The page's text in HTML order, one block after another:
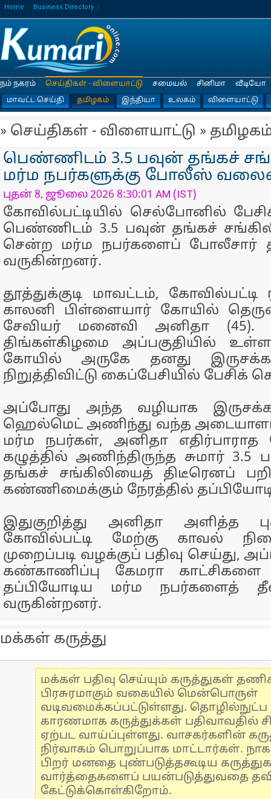
Home Business Directory
நம் நகரம்
செய்திகள் - விளையாட்டு
மாவட்ட செய்தி
தமிழகம் இந்தியா உலகம் விளையாட்டு
சமையல் சினிமா வீடியோ
» செய்திகள் - விளையாட்டு »
பெண்ணிடம் 3.5 பவுன் தங்கச்
மர்ம நபர்களுக்கு போலீஸ்
புதன் 8, ஜூலை 2026 8:30:01 AM (IST)
கோவில்பட்டியில் செல்போனில்
பெண்ணிடம் 3.5 பவுன் தங்கச்
சென்ற மர்ம நபர்களைப் போலீசார்
வருகின்றனர்.
தூத்துக்குடி மாவட்டம்,
காலனி பிள்ளையார் கோயில்
சேவியர் மனைவி அனிதா (45).
திங்கள்கிழமை அப்பகுதியில்
கோயில் அருகே தனது
நிறுத்திவிட்டு கைப்பேசியில் பேசிக்
அப்போது அந்த வழியாக
ஹெல்மெட் அணிந்து வந்த அடையாளம்
மர்ம நபர்கள், அனிதா எதிர்பாராத
கழுத்தில் அணிந்திருந்த சுமார் 3.5
தங்கச் சங்கிலியைத் திடீரெனப்
கண்ணிமைக்கும் நேரத்தில்
இதுகுறித்து அனிதா அளித்த
கோவில்பட்டி மேற்கு காவல்
முறைப்படி வழக்குப் பதிவு செய்து,
கண்காணிப்பு கேமரா
தப்பியோடிய மர்ம நபர்களைத்
வருகின்றனர்.
மக்கள் கருத்து
மக்கள் பதிவு செய்யும் கருத்துகள்
பிரசுரமாகும் வகையில் மென்பொருள்
வடிவமைக்கப்பட்டுள்ளது.
காரணமாக கருத்துக்கள் பதிவாவதில்
ஏற்பட வாய்ப்புள்ளது. வாசகர்களின்
நிர்வாகம் பொறுப்பாக மாட்டார்கள்.
பிறர் மனதை புண்படுத்தகூடிய
வார்த்தைகளைப் பயன்படுத்துவதை
கேட்டுக்கொள்கிறோம்.